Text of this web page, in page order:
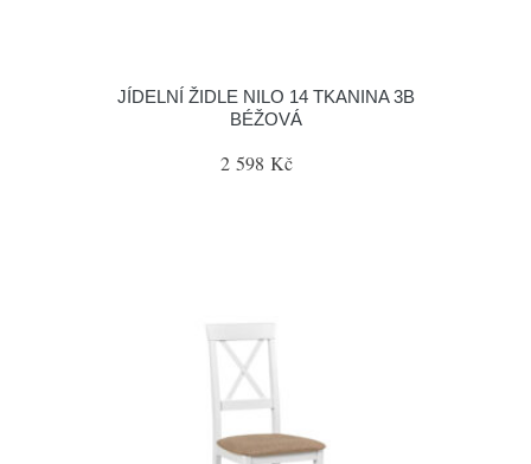
JÍDELNÍ ŽIDLE NILO 14 TKANINA 3B
BÉŽOVÁ
2 598 Kč